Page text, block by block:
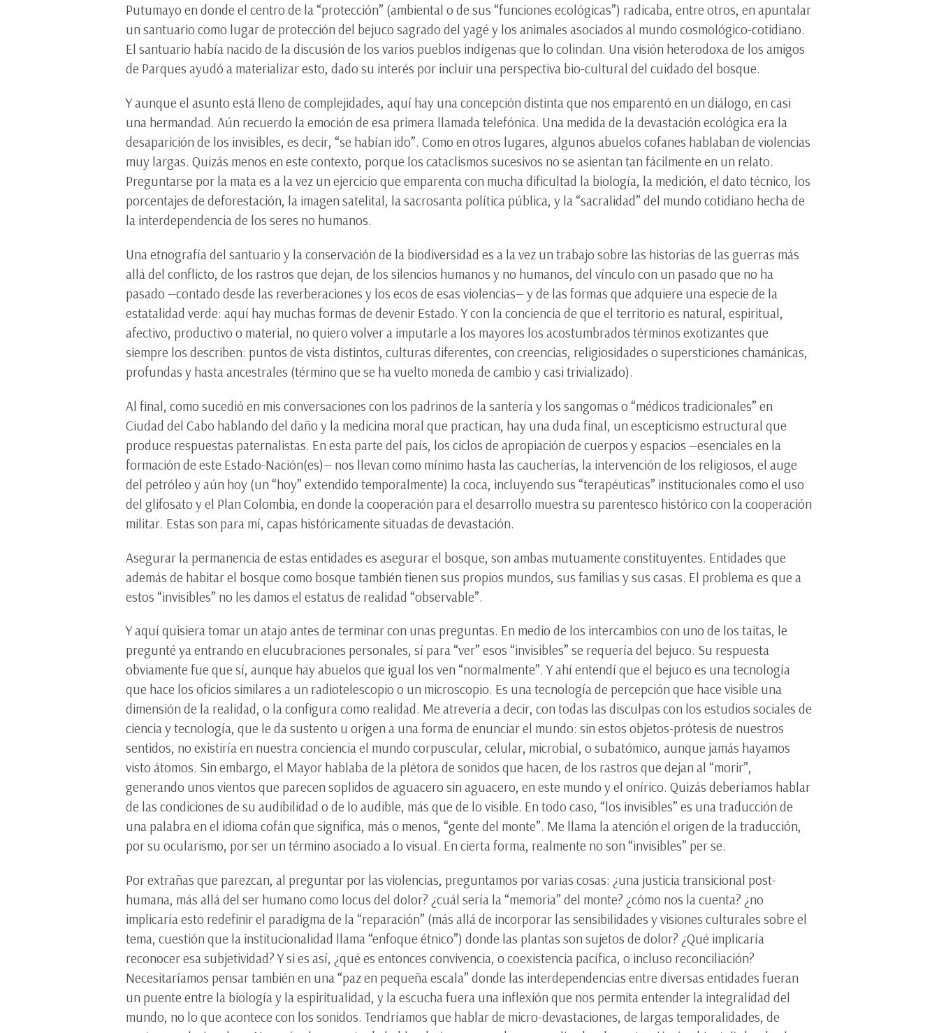
Putumayo en donde el centro de la “protección” (ambiental o de sus “funciones ecológicas”) radicaba, entre otros, en apuntalar
un santuario como lugar de protección del bejuco sagrado del yagé y los animales asociados al mundo cosmológico-cotidiano.
El santuario había nacido de la discusión de los varios pueblos indígenas que lo colindan. Una visión heterodoxa de los amigos
de Parques ayudó a materializar esto, dado su interés por incluir una perspectiva bio-cultural del cuidado del bosque.
Y aunque el asunto está lleno de complejidades, aquí hay una concepción distinta que nos emparentó en un diálogo, en casi
una hermandad. Aún recuerdo la emoción de esa primera llamada telefónica. Una medida de la devastación ecológica era la
desaparición de los invisibles, es decir, “se habían ido”. Como en otros lugares, algunos abuelos cofanes hablaban de violencias
muy largas. Quizás menos en este contexto, porque los cataclismos sucesivos no se asientan tan fácilmente en un relato.
Preguntarse por la mata es a la vez un ejercicio que emparenta con mucha dificultad la biología, la medición, el dato técnico, los
porcentajes de deforestación, la imagen satelital, la sacrosanta política pública, y la “sacralidad” del mundo cotidiano hecha de
la interdependencia de los seres no humanos.
Una etnografía del santuario y la conservación de la biodiversidad es a la vez un trabajo sobre las historias de las guerras más
allá del conflicto, de los rastros que dejan, de los silencios humanos y no humanos, del vínculo con un pasado que no ha
pasado —contado desde las reverberaciones y los ecos de esas violencias— y de las formas que adquiere una especie de la
estatalidad verde: aquí hay muchas formas de devenir Estado. Y con la conciencia de que el territorio es natural, espiritual,
afectivo, productivo o material, no quiero volver a imputarle a los mayores los acostumbrados términos exotizantes que
siempre los describen: puntos de vista distintos, culturas diferentes, con creencias, religiosidades o supersticiones chamánicas,
profundas y hasta ancestrales (término que se ha vuelto moneda de cambio y casi trivializado).
Al final, como sucedió en mis conversaciones con los padrinos de la santería y los sangomas o “médicos tradicionales” en
Ciudad del Cabo hablando del daño y la medicina moral que practican, hay una duda final, un escepticismo estructural que
produce respuestas paternalistas. En esta parte del país, los ciclos de apropiación de cuerpos y espacios —esenciales en la
formación de este Estado-Nación(es)— nos llevan como mínimo hasta las caucherías, la intervención de los religiosos, el auge
del petróleo y aún hoy (un “hoy” extendido temporalmente) la coca, incluyendo sus “terapéuticas” institucionales como el uso
del glifosato y el Plan Colombia, en donde la cooperación para el desarrollo muestra su parentesco histórico con la cooperación
militar. Estas son para mí, capas históricamente situadas de devastación.
Asegurar la permanencia de estas entidades es asegurar el bosque, son ambas mutuamente constituyentes. Entidades que
además de habitar el bosque como bosque también tienen sus propios mundos, sus familias y sus casas. El problema es que a
estos “invisibles” no les damos el estatus de realidad “observable”.
Y aquí quisiera tomar un atajo antes de terminar con unas preguntas. En medio de los intercambios con uno de los taitas, le
pregunté ya entrando en elucubraciones personales, sí para “ver” esos “invisibles” se requería del bejuco. Su respuesta
obviamente fue que sí, aunque hay abuelos que igual los ven “normalmente”. Y ahí entendí que el bejuco es una tecnología
que hace los oficios similares a un radiotelescopio o un microscopio. Es una tecnología de percepción que hace visible una
dimensión de la realidad, o la configura como realidad. Me atrevería a decir, con todas las disculpas con los estudios sociales de
ciencia y tecnología, que le da sustento u origen a una forma de enunciar el mundo: sin estos objetos-prótesis de nuestros
sentidos, no existiría en nuestra conciencia el mundo corpuscular, celular, microbial, o subatómico, aunque jamás hayamos
visto átomos. Sin embargo, el Mayor hablaba de la plétora de sonidos que hacen, de los rastros que dejan al “morir”,
generando unos vientos que parecen soplidos de aguacero sin aguacero, en este mundo y el onírico. Quizás deberíamos hablar
de las condiciones de su audibilidad o de lo audible, más que de lo visible. En todo caso, “los invisibles” es una traducción de
una palabra en el idioma cofán que significa, más o menos, “gente del monte”. Me llama la atención el origen de la traducción,
por su ocularismo, por ser un término asociado a lo visual. En cierta forma, realmente no son “invisibles” per se.
Por extrañas que parezcan, al preguntar por las violencias, preguntamos por varias cosas: ¿una justicia transicional post-
humana, más allá del ser humano como locus del dolor? ¿cuál sería la “memoria” del monte? ¿cómo nos la cuenta? ¿no
implicaría esto redefinir el paradigma de la “reparación” (más allá de incorporar las sensibilidades y visiones culturales sobre el
tema, cuestión que la institucionalidad llama “enfoque étnico”) donde las plantas son sujetos de dolor? ¿Qué implicaría
reconocer esa subjetividad? Y si es así, ¿qué es entonces convivencia, o coexistencia pacífica, o incluso reconciliación?
Necesitaríamos pensar también en una “paz en pequeña escala” donde las interdependencias entre diversas entidades fueran
un puente entre la biología y la espiritualidad, y la escucha fuera una inflexión que nos permita entender la integralidad del
mundo, no lo que acontece con los sonidos. Tendríamos que hablar de micro-devastaciones, de largas temporalidades, de